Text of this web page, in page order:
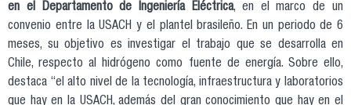
en el Departamento de Ingeniería Eléctrica, en el marco de un
convenio entre la USACH y el plantel brasileño. En un periodo de 6
meses, su objetivo es investigar el trabajo que se desarrolla en
Chile, respecto al hidrógeno como fuente de energía. Sobre ello,
destaca “el alto nivel de la tecnología, infraestructura y laboratorios
que hay en la USACH, además del gran conocimiento que hay en el